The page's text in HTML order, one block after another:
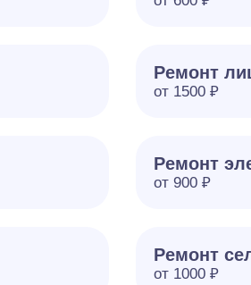
Ремонт
от 1500 ₽
Ремонт
от 900 ₽
Ремонт
от 1000 ₽